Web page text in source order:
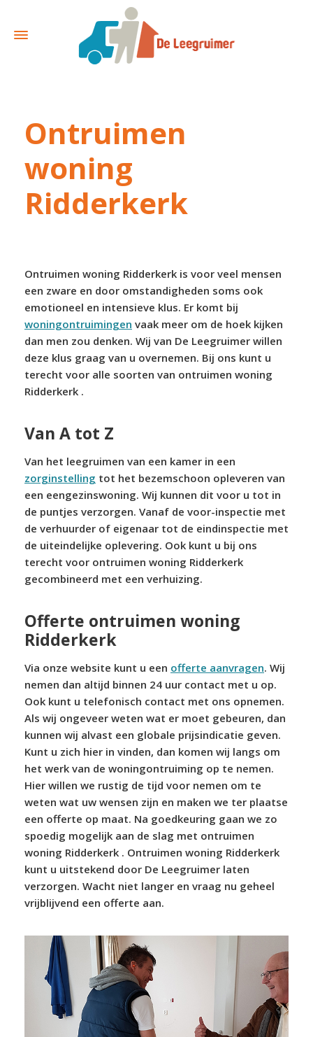
Ontruimen
woning
Ridderkerk
Ontruimen woning Ridderkerk is voor veel mensen
een zware en door omstandigheden soms ook
emotioneel en intensieve klus. Er komt bij
woningontruimingen vaak meer om de hoek kijken
dan men zou denken. Wij van De Leegruimer willen
deze klus graag van u overnemen. Bij ons kunt u
terecht voor alle soorten van ontruimen woning
Ridderkerk .
Van A tot Z
Van het leegruimen van een kamer in een
zorginstelling tot het bezemschoon opleveren van
een eengezinswoning. Wij kunnen dit voor u tot in
de puntjes verzorgen. Vanaf de voor-inspectie met
de verhuurder of eigenaar tot de eindinspectie met
de uiteindelijke oplevering. Ook kunt u bij ons
terecht voor ontruimen woning Ridderkerk
gecombineerd met een verhuizing.
Offerte ontruimen woning
Ridderkerk
Via onze website kunt u een offerte aanvragen. Wij
nemen dan altijd binnen 24 uur contact met u op.
Ook kunt u telefonisch contact met ons opnemen.
Als wij ongeveer weten wat er moet gebeuren, dan
kunnen wij alvast een globale prijsindicatie geven.
Kunt u zich hier in vinden, dan komen wij langs om
het werk van de woningontruiming op te nemen.
Hier willen we rustig de tijd voor nemen om te
weten wat uw wensen zijn en maken we ter plaatse
een offerte op maat. Na goedkeuring gaan we zo
spoedig mogelijk aan de slag met ontruimen
woning Ridderkerk . Ontruimen woning Ridderkerk
kunt u uitstekend door De Leegruimer laten
verzorgen. Wacht niet langer en vraag nu geheel
vrijblijvend een offerte aan.